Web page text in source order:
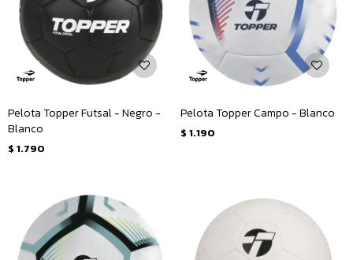
Pelota Topper Futsal - Negro -
Blanco
$ 1.790
Pelota Topper Campo - Blanco
$ 1.190